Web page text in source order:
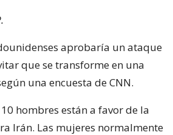
aprobaría un ataque
que se transforme en una
una encuesta de CNN.
hombres están a favor de la
Irán. Las mujeres normalmente